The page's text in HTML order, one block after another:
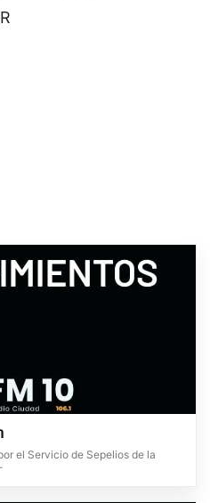
el Servicio de Sepelios de la